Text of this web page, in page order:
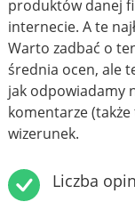
produktów danej
internecie. A te
Warto zadbać o
średnia ocen, ale
jak odpowiadamy
komentarze
wizerunek.
Liczba